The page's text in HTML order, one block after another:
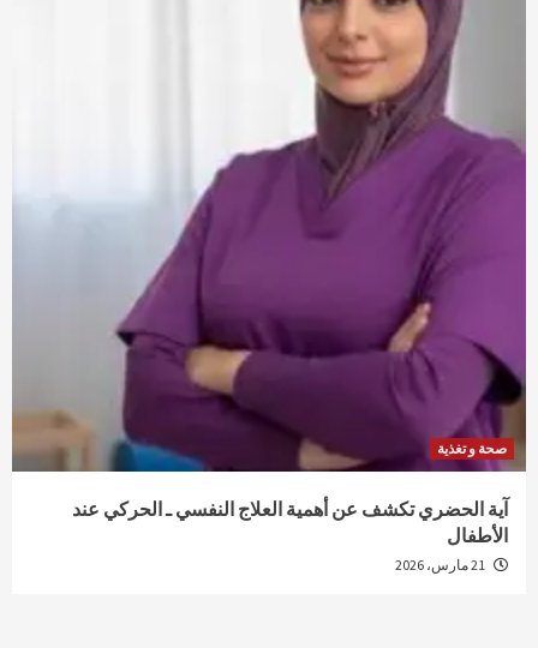
صحة و تغذية
آية الحضري تكشف عن أهمية العلاج النفسي ـ الحركي عند
الأطفال